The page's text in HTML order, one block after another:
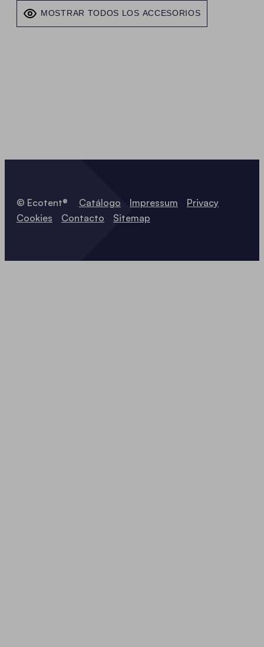
MOSTRAR TODOS LOS ACCESORIOS
© Ecotent® Catálogo Impressum
Privacy
Cookies
Contacto Sitemap